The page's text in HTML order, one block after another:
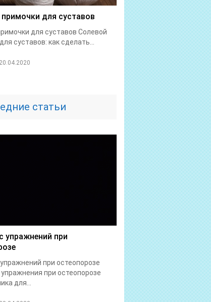
для суставов
для суставов Солевой
суставов: как сделать...
20.04.2020
статьи
упражнений при
при остеопорозе
при остеопорозе
для...